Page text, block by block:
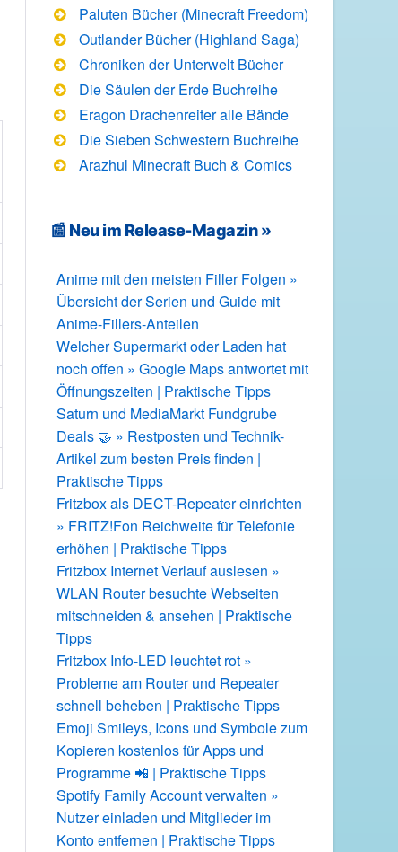
Paluten Bücher (Minecraft Freedom)
Outlander Bücher (Highland Saga)
Chroniken der Unterwelt Bücher
Die Säulen der Erde Buchreihe
Eragon Drachenreiter alle Bände
Die Sieben Schwestern Buchreihe
Arazhul Minecraft Buch & Comics
📰 Neu im Release-Magazin »
Anime mit den meisten Filler Folgen »
Übersicht der Serien und Guide mit
Anime-Fillers-Anteilen
Welcher Supermarkt oder Laden hat
noch offen » Google Maps antwortet mit
Öffnungszeiten | Praktische Tipps
Saturn und MediaMarkt Fundgrube
Deals 🤝 » Restposten und Technik-
Artikel zum besten Preis finden |
Praktische Tipps
Fritzbox als DECT-Repeater einrichten
» FRITZ!Fon Reichweite für Telefonie
erhöhen | Praktische Tipps
Fritzbox Internet Verlauf auslesen »
WLAN Router besuchte Webseiten
mitschneiden & ansehen | Praktische
Tipps
Fritzbox Info-LED leuchtet rot »
Probleme am Router und Repeater
schnell beheben | Praktische Tipps
Emoji Smileys, Icons und Symbole zum
Kopieren kostenlos für Apps und
Programme 📲 | Praktische Tipps
Spotify Family Account verwalten »
Nutzer einladen und Mitglieder im
Konto entfernen | Praktische Tipps